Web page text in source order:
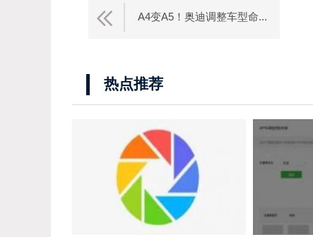
A4变A5！奥迪调整车型命...
热点推荐